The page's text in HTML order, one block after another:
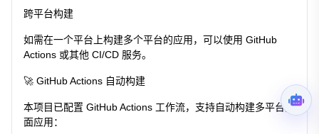
跨平台构建
如需在一个平台上构建多个平台的应用，可以使用 GitHub
Actions 或其他 CI/CD 服务。
🚀 GitHub Actions 自动构建
本项目已配置 GitHub Actions 工作流，支持自动构建多平台桌
面应用：